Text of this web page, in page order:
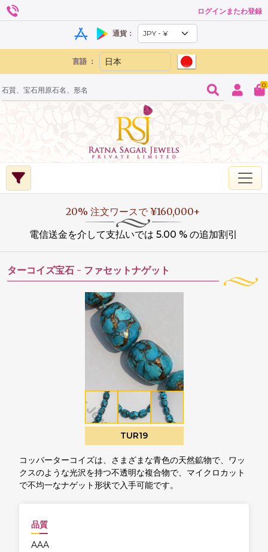
ログインまたわ登録
通貨：
言語 ：
0
20% 注文ワースで ¥160,000+
電信送金を介して支払いでは 5.00 % の追加割引
ターコイズ宝石 - ファセットナゲット
TUR19
コッパーターコイズは、さまざまな青色の天然鉱物で、ワッ
クスのような光沢を持つ不透明な複合物で、マイクロカット
で不均一なナゲット形状で入手可能です。
品質
AAA